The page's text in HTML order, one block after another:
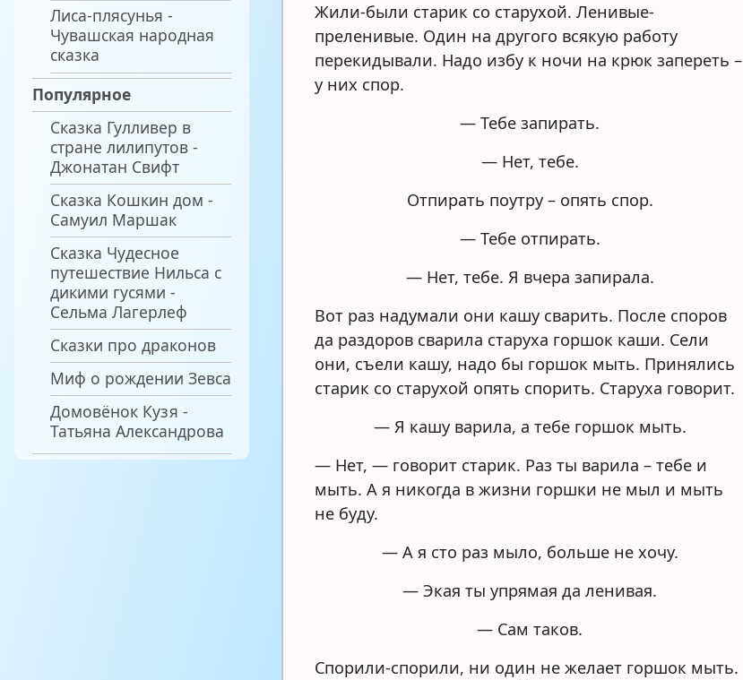
Лиса-плясунья -
Чувашская народная
сказка
Популярное
Сказка Гулливер в
стране лилипутов -
Джонатан Свифт
Сказка Кошкин дом -
Самуил Маршак
Сказка Чудесное
путешествие Нильса с
дикими гусями -
Сельма Лагерлеф
Сказки про драконов
Миф о рождении Зевса
Домовёнок Кузя -
Татьяна Александрова
Жили-были старик со старухой. Ленивые-
преленивые. Один на другого всякую работу
перекидывали. Надо избу к ночи на крюк запереть –
у них спор.
— Тебе запирать.
— Нет, тебе.
Отпирать поутру – опять спор.
— Тебе отпирать.
— Нет, тебе. Я вчера запирала.
Вот раз надумали они кашу сварить. После споров
да раздоров сварила старуха горшок каши. Сели
они, съели кашу, надо бы горшок мыть. Принялись
старик со старухой опять спорить. Старуха говорит.
— Я кашу варила, а тебе горшок мыть.
— Нет, — говорит старик. Раз ты варила – тебе и
мыть. А я никогда в жизни горшки не мыл и мыть
не буду.
— А я сто раз мыло, больше не хочу.
— Экая ты упрямая да ленивая.
— Сам таков.
Спорили-спорили, ни один не желает горшок мыть.